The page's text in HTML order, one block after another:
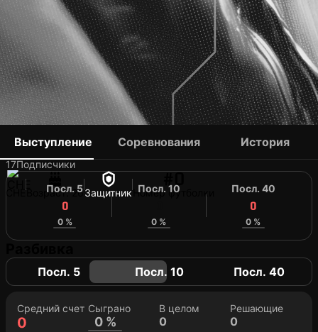
ENRIQUE WILD
17Подписчики
Возраст: 26Защитник Номер футболки
Выступление Соревнования История
Посл. 5
0
0 %
Посл. 10
0 %
Посл. 40
0
0 %
Посл. 5 Посл. 10 Посл. 40
Средний счет
0
Сыграно
0 %
В целом
0
Решающие
0